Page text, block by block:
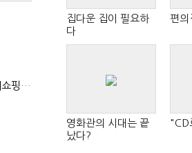
(2020 국감)4년연속 국감 나온 한성숙 "구글쇼핑과 네이버쇼핑 건은 달라"
집다운 집이 필요하
다
편의
영화관의 시대는 끝
났다?
"CD